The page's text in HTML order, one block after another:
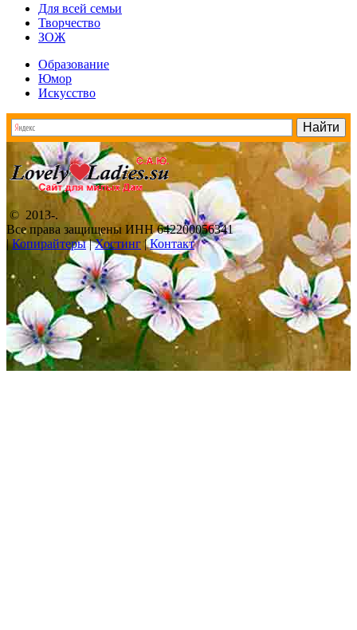
Для всей семьи
Творчество
ЗОЖ
Образование
Юмор
Искусство
© 2013-.
Все права защищены ИНН 642200056341
|Копирайтеры|Хостинг|Контакт